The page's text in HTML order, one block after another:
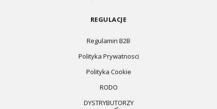
REGULACJE
Regulamin B2B
Polityka Prywatnosci
Polityka Cookie
RODO
DYSTRYBUTORZY